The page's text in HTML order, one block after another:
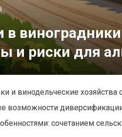
в
и риски для
и винодельческие
возможности
сочетанием